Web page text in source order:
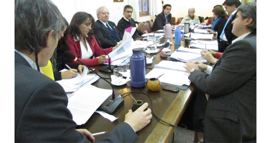
Antiguos Pobladores
Noticias Destacadas
Registros y Distinciones
Datos Históricos
Premio al Mérito - Registro
Audiencias Públicas - Registro